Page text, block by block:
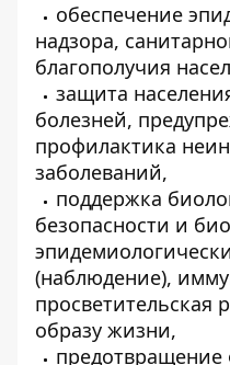
обеспечение
надзора,
благополучия
защита
болезней,
профилактика
заболеваний,
поддержка
безопасности и
(наблюдение),
просветительская
образу жизни,
предотвращение